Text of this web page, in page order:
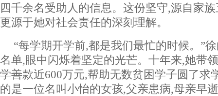
四千余名受助人的信息。这份坚守,源自家
更源于她对社会责任的深刻理解。
“每学期开学前,都是我们最忙的时候。”
名单,眼中闪烁着坚定的光芒。十年来,她带
学善款近600万元,帮助无数贫困学子圆了求
的是一位名叫小怡的女孩,父亲患病,母亲早